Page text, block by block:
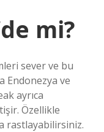
mi?
sever ve bu
Endonezya ve
ayrıca
Özellikle
rastlayabilirsiniz.